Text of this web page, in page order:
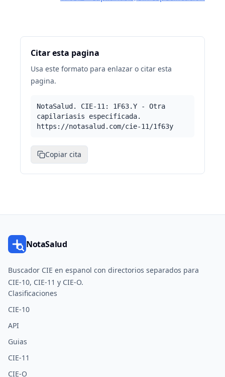
Citar esta pagina
Usa este formato para enlazar o citar esta
pagina.
NotaSalud. CIE-11: 1F63.Y - Otra
capilariasis especificada.
https://notasalud.com/cie-11/1f63y
Copiar cita
NotaSalud
Buscador CIE en espanol con directorios separados para
CIE-10, CIE-11 y CIE-O.
Clasificaciones
CIE-10
API
Guias
CIE-11
CIE-O